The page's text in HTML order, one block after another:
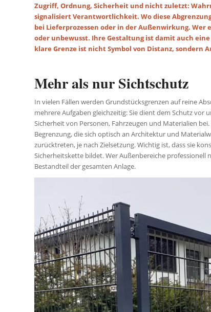
Zugriff, Ordnung, Sicherheit und nicht zuletzt:
signalisiert Verantwortlichkeit. Wo diese
bei Lieferprozessen oder in der Außenwirkung.
oder unbewusst. Ihre Gestaltung ist damit auch
klare Grenze ist nicht Symbol von Distanz, sondern
Mehr als nur Sichtschutz
In vielen Fällen werden Grundstücksgrenzen auf reine
mehrere Aufgaben gleichzeitig: Sie dient dem Schutz
Sicherheit von Personen, Fahrzeugen und Materialien
Begrenzung, die sich optisch an Architektur und
zurücktreten, je nach Zielsetzung. Wichtig ist, dass sie
Sicherheitskette bildet. Wer Außenbereiche
Bestandteil der gesamten Anlage.